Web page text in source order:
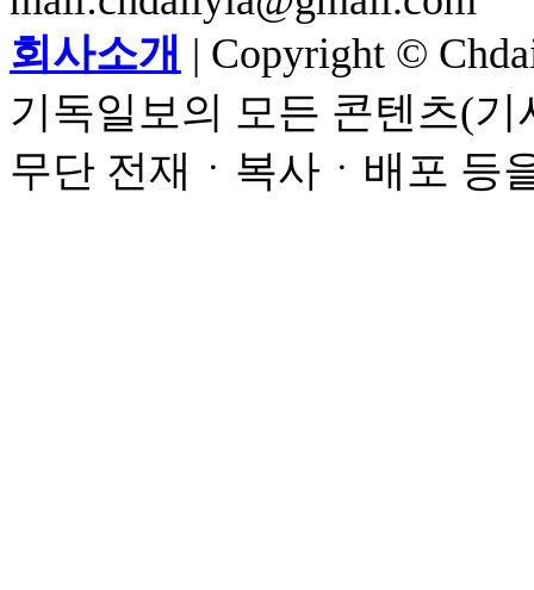
회사소개 | Copyright ©
기독일보의 모든 콘텐츠(
무단 전재ㆍ복사ㆍ배포 등